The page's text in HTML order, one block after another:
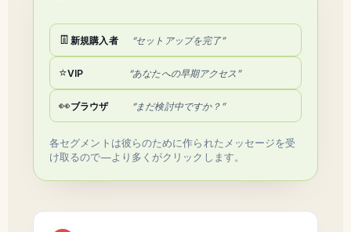
👖新規購入者 “セットアップを完了”
⭐VIP “あなたへの早期アクセス”
👀ブラウザ “まだ検討中ですか？”
各セグメントは彼らのために作られたメッセージを受
け取るので—より多くがクリックします。